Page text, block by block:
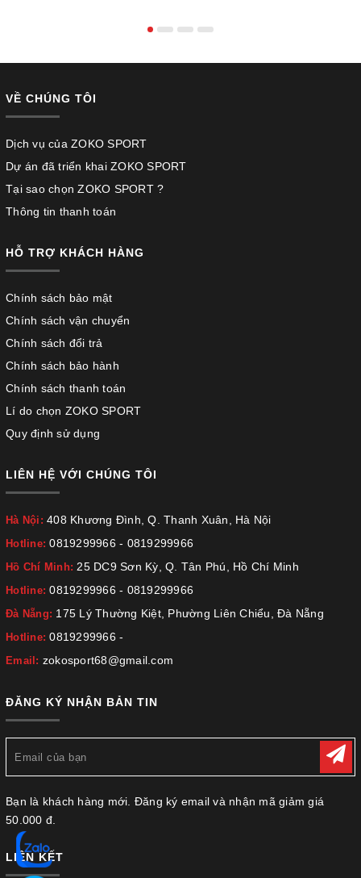
VỀ CHÚNG TÔI
Dịch vụ của ZOKO SPORT
Dự án đã triển khai ZOKO SPORT
Tại sao chọn ZOKO SPORT ?
Thông tin thanh toán
HỖ TRỢ KHÁCH HÀNG
Chính sách bảo mật
Chính sách vận chuyển
Chính sách đổi trả
Chính sách bảo hành
Chính sách thanh toán
Lí do chọn ZOKO SPORT
Quy định sử dụng
LIÊN HỆ VỚI CHÚNG TÔI
Hà Nội: 408 Khương Đình, Q. Thanh Xuân, Hà Nội
Hotline:0819299966 - 0819299966
Hồ Chí Minh:25 DC9 Sơn Kỳ, Q. Tân Phú, Hồ Chí Minh
Hotline:0819299966 - 0819299966
Đà Nẵng: 175 Lý Thường Kiệt, Phường Liên Chiểu, Đà Nẵng
Hotline:0819299966 -
Email: zokosport68@gmail.com
ĐĂNG KÝ NHẬN BẢN TIN
Bạn là khách hàng mới. Đăng ký email và nhận mã giảm giá
50.000 đ.
LIÊN KẾT